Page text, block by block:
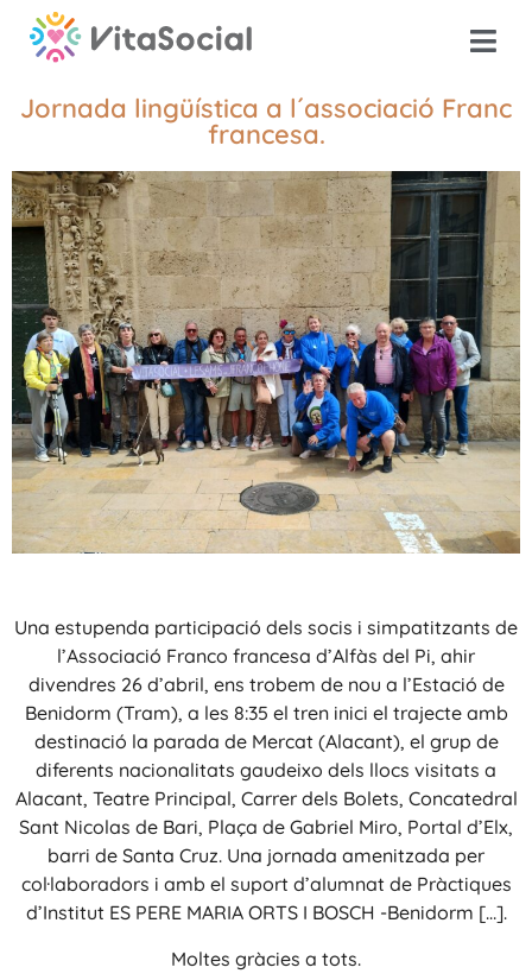
Jornada lingüística a l´associació Franc
francesa.
Una estupenda participació dels socis i simpatitzants de
l’Associació Franco francesa d’Alfàs del Pi, ahir
divendres 26 d’abril, ens trobem de nou a l’Estació de
Benidorm (Tram), a les 8:35 el tren inici el trajecte amb
destinació la parada de Mercat (Alacant), el grup de
diferents nacionalitats gaudeixo dels llocs visitats a
Alacant, Teatre Principal, Carrer dels Bolets, Concatedral
Sant Nicolas de Bari, Plaça de Gabriel Miro, Portal d’Elx,
barri de Santa Cruz. Una jornada amenitzada per
col·laboradors i amb el suport d’alumnat de Pràctiques
d’Institut ES PERE MARIA ORTS I BOSCH -Benidorm […].
Moltes gràcies a tots.